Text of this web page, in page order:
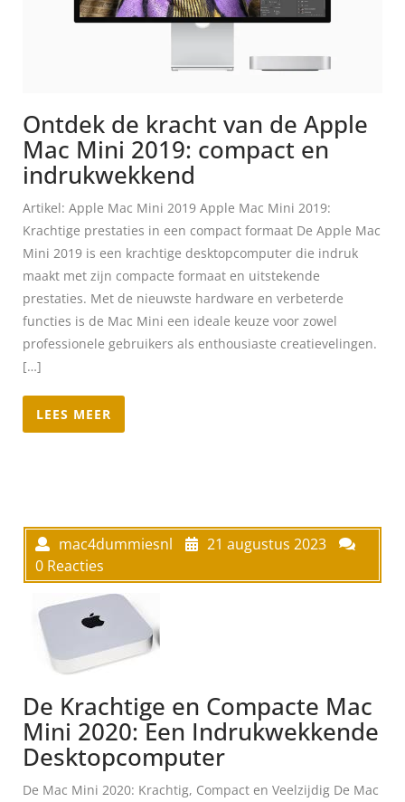
Ontdek de kracht van de Apple
Mac Mini 2019: compact en
indrukwekkend
Artikel: Apple Mac Mini 2019 Apple Mac Mini 2019:
Krachtige prestaties in een compact formaat De Apple Mac
Mini 2019 is een krachtige desktopcomputer die indruk
maakt met zijn compacte formaat en uitstekende
prestaties. Met de nieuwste hardware en verbeterde
functies is de Mac Mini een ideale keuze voor zowel
professionele gebruikers als enthousiaste creatievelingen.
[…]
LEES MEER
mac4dummiesnl
21 augustus 2023
0 Reacties
De Krachtige en Compacte Mac
Mini 2020: Een Indrukwekkende
Desktopcomputer
De Mac Mini 2020: Krachtig, Compact en Veelzijdig De Mac